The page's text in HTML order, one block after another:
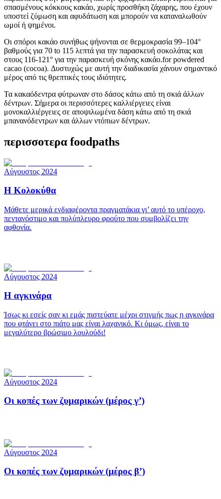
σπασμένους κόκκους κακάο, χωρίς προσθήκη ζάχαρης, που έχουν
υποστεί ζύμωση και αφυδάτωση και μπορούν να καταναλωθούν
ωμοί ή ψημένοι.
Οι σπόροι κακάο συνήθως ψήνονται σε θερμοκρασία 99–104°
βαθμούς για 70 to 115 λεπτά για την παρασκευή σοκολάτας και
στους 116-121° για την παρασκευή σκόνης κακάο.for powdered
cacao (cocoa). Δυστυχώς με αυτή την διαδικασία χάνουν σημαντικό
μέρος από τις θρεπτικές τους ιδιότητες.
Τα κακαόδεντρα φύτρωναν στο δάσος κάτω από τη σκιά άλλων
δέντρων. Σήμερα οι περισσότερες καλλιέργειες είναι
μονοκαλλιέργειες σε αποψιλωμένα δάση κάτω από τη σκιά
μπανανόδεντρων και άλλων ντόπιων δέντρων.
περισσοτερα foodpaths
Αύγουστος 2024
Η Κολοκύθα
Μάθετε μερικά ενδιαφέροντα πραγματάκια γι’ αυτό το υπέροχο,
πεντανόστιμο και πολύπλευρο φρούτο που συμβολίζει την
αφθονία.
Αύγουστος 2024
Η αγκινάρα
Ίσως κι εσείς σαν κι εμάς πιστεύατε μέχρι στιγμής πως η αγκινάρα
που φτάνει στο πιάτο μας είναι λαχανικό. Κι όμως, είναι το
μεγαλύτερο βρώσιμο λουλούδι!
Αύγουστος 2024
Οι κοπές των ζυμαρικών (μέρος γ’)
Αύγουστος 2024
Οι κοπές των ζυμαρικών (μέρος β’)